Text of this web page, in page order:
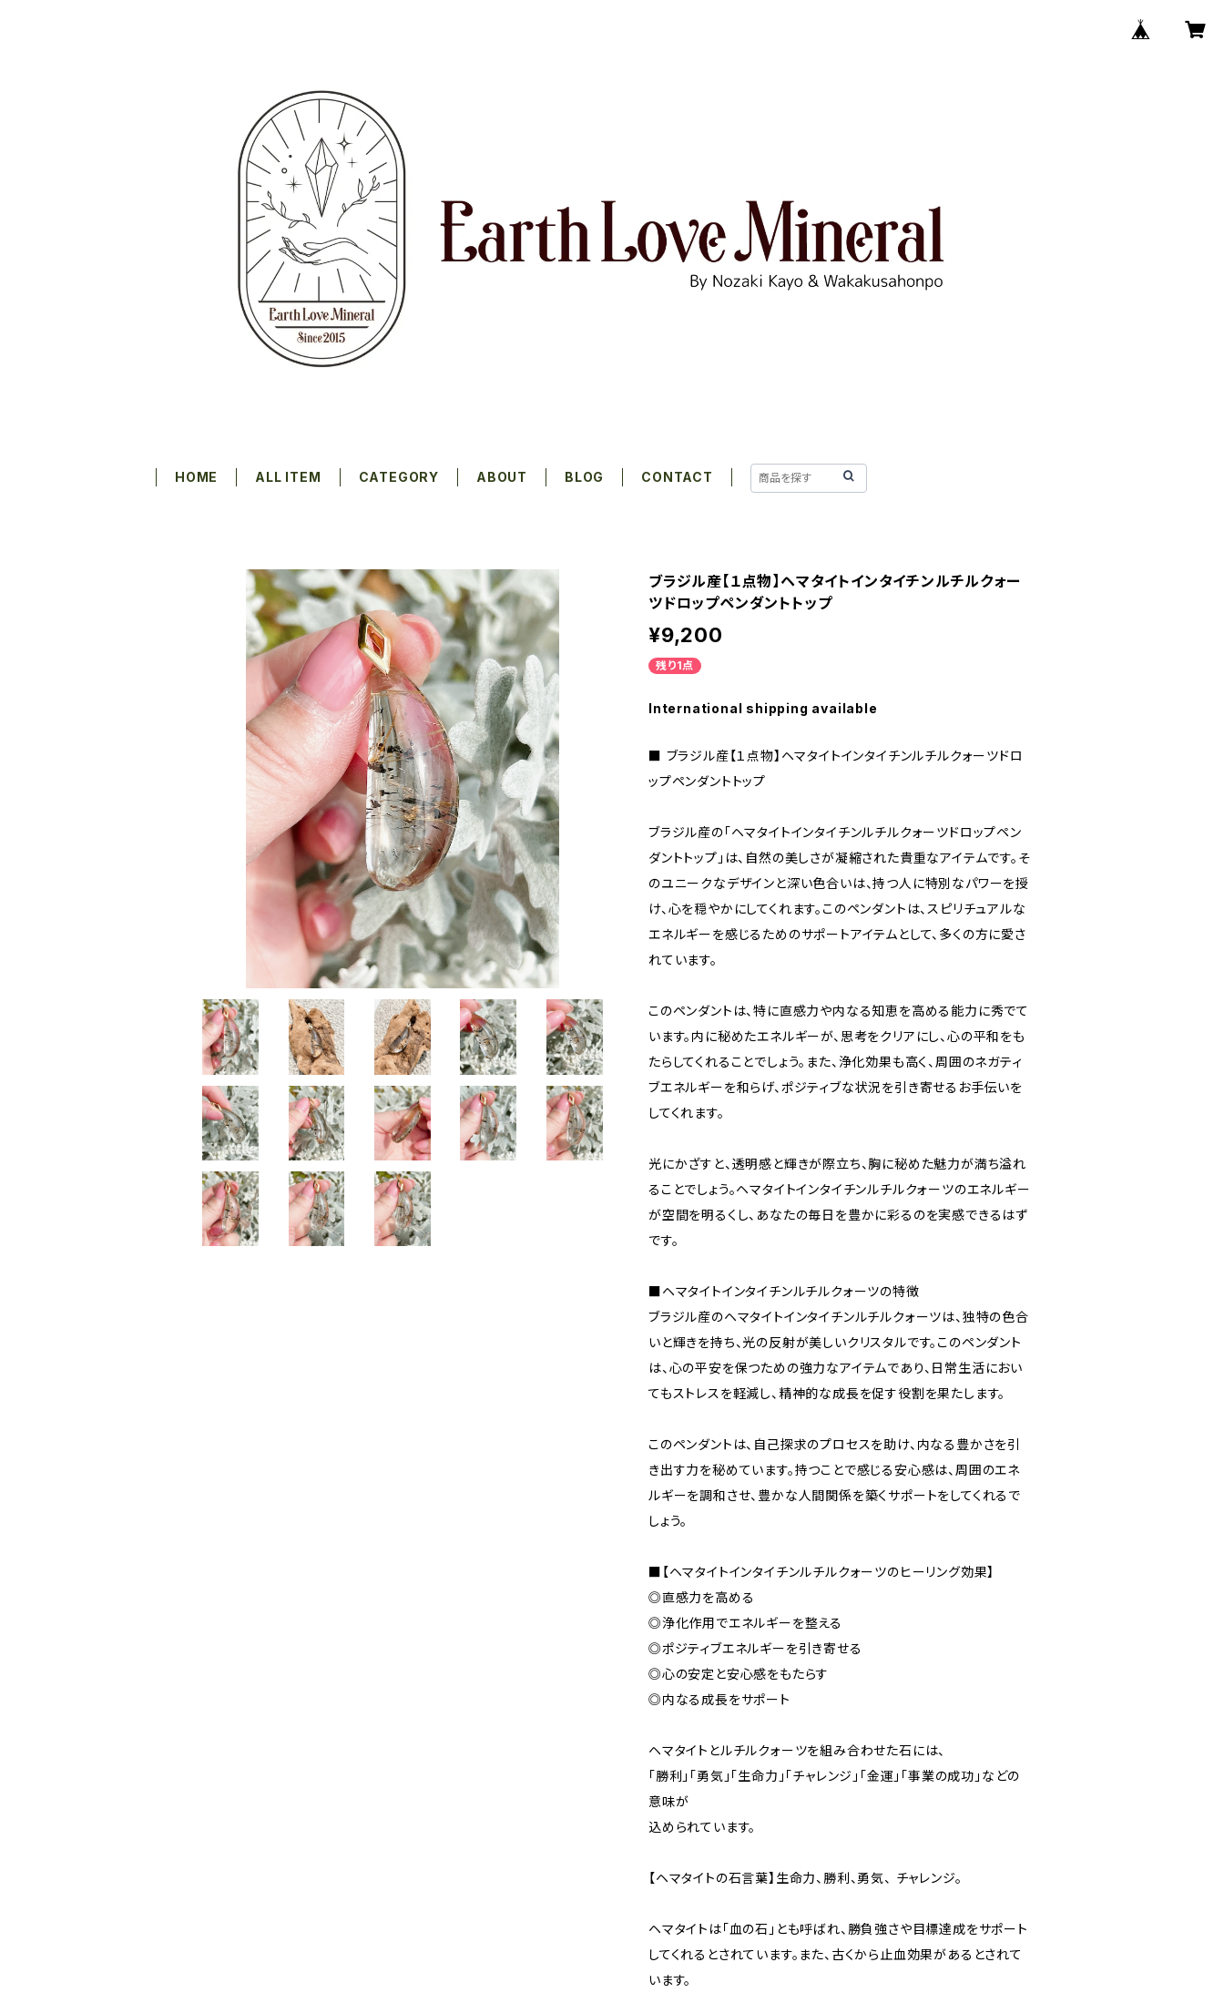
HOME ALL ITEM CATEGORY ABOUT BLOG CONTACT
ブラジル産【１点物】ヘマタイトインタイチンルチルクォー
ツドロップペンダントトップ
¥9,200
残り1点
International shipping available
■ ブラジル産【１点物】ヘマタイトインタイチンルチルクォーツドロ
ップペンダントトップ
ブラジル産の「ヘマタイトインタイチンルチルクォーツドロップペン
ダントトップ」は、自然の美しさが凝縮された貴重なアイテムです。そ
のユニークなデザインと深い色合いは、持つ人に特別なパワーを授
け、心を穏やかにしてくれます。このペンダントは、スピリチュアルな
エネルギーを感じるためのサポートアイテムとして、多くの方に愛さ
れています。
このペンダントは、特に直感力や内なる知恵を高める能力に秀でて
います。内に秘めたエネルギーが、思考をクリアにし、心の平和をも
たらしてくれることでしょう。また、浄化効果も高く、周囲のネガティ
ブエネルギーを和らげ、ポジティブな状況を引き寄せるお手伝いを
してくれます。
光にかざすと、透明感と輝きが際立ち、胸に秘めた魅力が満ち溢れ
ることでしょう。ヘマタイトインタイチンルチルクォーツのエネルギー
が空間を明るくし、あなたの毎日を豊かに彩るのを実感できるはず
です。
■ヘマタイトインタイチンルチルクォーツの特徴
ブラジル産のヘマタイトインタイチンルチルクォーツは、独特の色合
いと輝きを持ち、光の反射が美しいクリスタルです。このペンダント
は、心の平安を保つための強力なアイテムであり、日常生活におい
てもストレスを軽減し、精神的な成長を促す役割を果たします。
このペンダントは、自己探求のプロセスを助け、内なる豊かさを引
き出す力を秘めています。持つことで感じる安心感は、周囲のエネ
ルギーを調和させ、豊かな人間関係を築くサポートをしてくれるで
しょう。
■【ヘマタイトインタイチンルチルクォーツのヒーリング効果】
◎直感力を高める
◎浄化作用でエネルギーを整える
◎ポジティブエネルギーを引き寄せる
◎心の安定と安心感をもたらす
◎内なる成長をサポート
ヘマタイトとルチルクォーツを組み合わせた石には、
「勝利」「勇気」「生命力」「チャレンジ」「金運」「事業の成功」などの
意味が
込められています。
【ヘマタイトの石言葉】生命力、勝利、勇気、 チャレンジ。
ヘマタイトは「血の石」とも呼ばれ、勝負強さや目標達成をサポート
してくれるとされています。また、古くから止血効果があるとされて
います。